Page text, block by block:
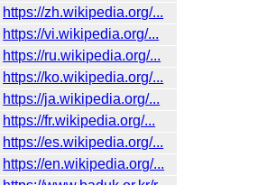
https://zh.wikipedia.org/...
https://vi.wikipedia.org/...
https://ru.wikipedia.org/...
https://ko.wikipedia.org/...
https://ja.wikipedia.org/...
https://fr.wikipedia.org/...
https://es.wikipedia.org/...
https://en.wikipedia.org/...